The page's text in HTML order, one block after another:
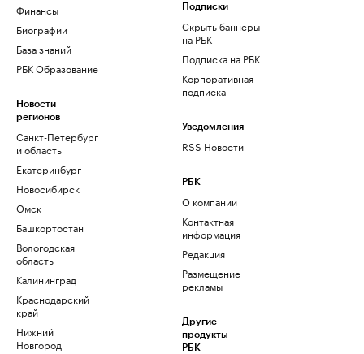
Финансы
Биографии
База знаний
РБК Образование
Новости
регионов
Санкт-Петербург
и область
Екатеринбург
Новосибирск
Омск
Башкортостан
Вологодская
область
Калининград
Краснодарский
край
Нижний
Новгород
Подписки
Скрыть баннеры
на РБК
Подписка на РБК
Корпоративная
подписка
Уведомления
RSS Новости
РБК
О компании
Контактная
информация
Редакция
Размещение
рекламы
Другие
продукты
РБК